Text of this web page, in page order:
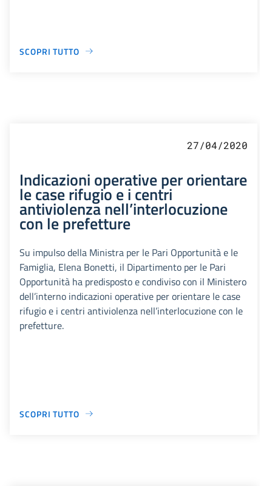
SCOPRI TUTTO
27/04/2020
Indicazioni operative per orientare
le case rifugio e i centri
antiviolenza nell’interlocuzione
con le prefetture
Su impulso della Ministra per le Pari Opportunità e le
Famiglia, Elena Bonetti, il Dipartimento per le Pari
Opportunità ha predisposto e condiviso con il Ministero
dell’interno indicazioni operative per orientare le case
rifugio e i centri antiviolenza nell’interlocuzione con le
prefetture.
SCOPRI TUTTO